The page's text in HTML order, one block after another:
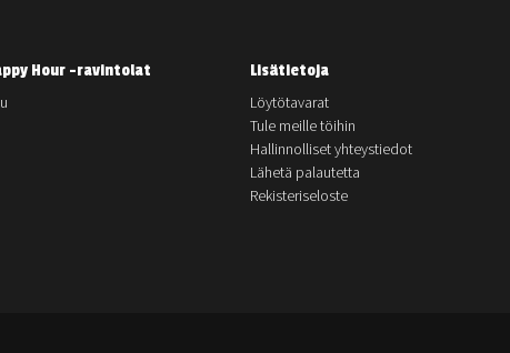
Hour -ravintolat Lisätietoja
Löytötavarat
Tule meille töihin
Hallinnolliset yhteystiedot
Lähetä palautetta
Rekisteriseloste